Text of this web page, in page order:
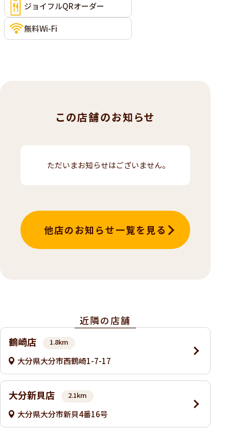
ジョイフルQRオーダー
無料Wi-Fi
この店舗のお知らせ
ただいまお知らせはございません。
他店のお知らせ一覧を見る
近隣の店舗
鶴崎店
1.8km
大分県大分市西鶴崎1-7-17
大分新貝店 2.1km
大分県大分市新貝4番16号